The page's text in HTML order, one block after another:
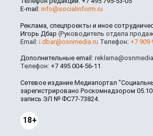
E-mail: info@socialinform.ru
Реклама, спецпроекты и иное
Игорь Дбар (Руководитель отдела
Email: i.dbar@osnmedia.ru Телефон: +7 909
Дополнительные email:
Телефон: +7 495 004-56-11
Сетевое издание Медиапортал
зарегистрировано Роскомнадзором
запись ЭЛ № ФС77-73824.
18+